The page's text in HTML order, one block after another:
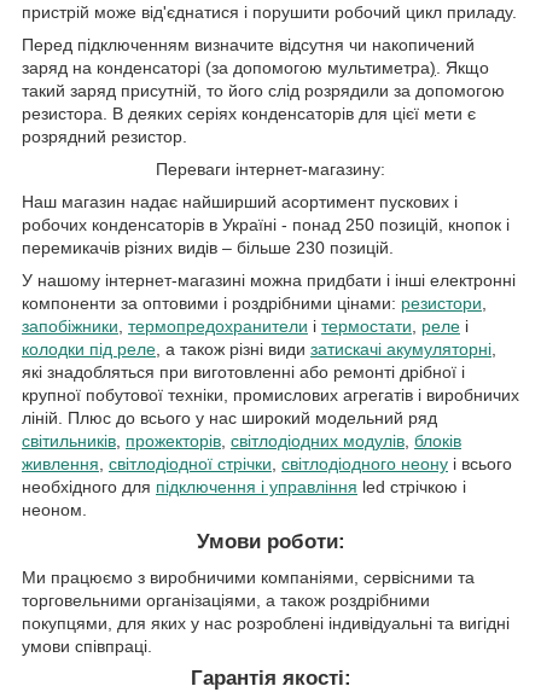
пристрій може від'єднатися і порушити робочий цикл приладу.
Перед підключенням визначите відсутня чи накопичений
заряд на конденсаторі (за допомогою мультиметра) . Якщо
такий заряд присутній, то його слід розрядили за допомогою
резистора. В деяких серіях конденсаторів для цієї мети є
розрядний резистор.
Переваги інтернет-магазину:
Наш магазин надає найширший асортимент пускових і
робочих конденсаторів в Україні - понад 250 позицій, кнопок і
перемикачів різних видів – більше 230 позицій.
У нашому інтернет-магазині можна придбати і інші електронні
компоненти за оптовими і роздрібними цінами: резистори
запобіжники термопредохранители і термостати реле і
колодки під реле , а також різні види затискачі акумуляторні
які знадобляться при виготовленні або ремонті дрібної і
крупної побутової техніки, промислових агрегатів і виробничих
ліній. Плюс до всього у нас широкий модельний ряд
світильників прожекторів світлодіодних модулів блоків
живлення світлодіодної стрічки світлодіодного неону і всього
необхідного для підключення і управління led стрічкою і
неоном.
Умови роботи:
Ми працюємо з виробничими компаніями, сервісними та
торговельними організаціями, а також роздрібними
покупцями, для яких у нас розроблені індивідуальні та вигідні
умови співпраці.
Гарантія якості: